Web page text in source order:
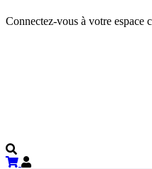
Connectez-vous à votre espace